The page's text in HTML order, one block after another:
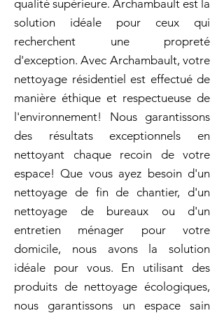
qualité supérieure. Archambault est la
solution idéale pour ceux qui
recherchent une propreté
d'exception. Avec Archambault, votre
nettoyage résidentiel est effectué de
manière éthique et respectueuse de
l'environnement! Nous garantissons
des résultats exceptionnels en
nettoyant chaque recoin de votre
espace! Que vous ayez besoin d'un
nettoyage de fin de chantier, d'un
nettoyage de bureaux ou d'un
entretien ménager pour votre
domicile, nous avons la solution
idéale pour vous. En utilisant des
produits de nettoyage écologiques,
nous garantissons un espace sain